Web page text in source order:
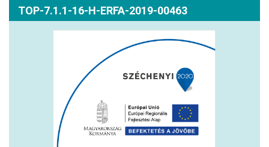
TOP-7.1.1-16-H-ERFA-2019-00463